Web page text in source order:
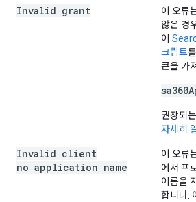
Invalid grant
이 오류
않은 경
이
크립트
큰을 가
권장되
자세히
Invalid client
no application name
이 오류
에서 프
이름을
합니다.